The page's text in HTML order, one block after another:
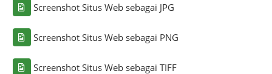
Screenshot Situs Web sebagai JPG
Screenshot Situs Web sebagai PNG
Screenshot Situs Web sebagai TIFF